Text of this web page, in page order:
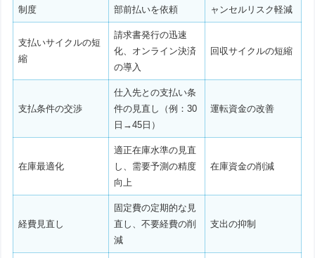
制度
部前払いを依頼
ャンセルリスク軽減
支払いサイクルの短
縮
請求書発行の迅速
化、オンライン決済
の導入
回収サイクルの短縮
支払条件の交渉
仕入先との支払い条
件の見直し（例：30
日→45日）
運転資金の改善
在庫最適化
適正在庫水準の見直
し、需要予測の精度
向上
在庫資金の削減
経費見直し
固定費の定期的な見
直し、不要経費の削
減
支出の抑制